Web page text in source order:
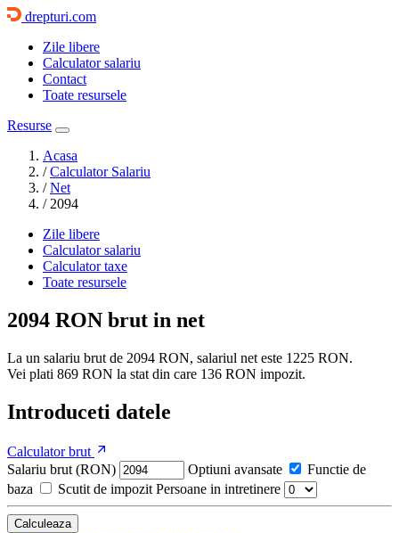
drepturi.com
Zile libere
Calculator salariu
Contact
Toate resursele
Resurse
Acasa
/ Calculator Salariu
/ Net
/ 2094
Zile libere
Calculator salariu
Calculator taxe
Toate resursele
2094 RON brut in net
La un salariu brut de 2094 RON, salariul net este 1225 RON.
Vei plati 869 RON la stat din care 136 RON impozit.
Introduceti datele
Calculator brut
Salariu brut (RON)
Optiuni avansate
Functie de
baza
Scutit de impozit Persoane in intretinere
Calculeaza